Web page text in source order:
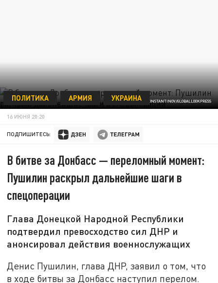
ФОТО: MAKSIM KONSTANTINOV/GLOBALLOOKPRESS
ПОЛИТИКА АРМИЯ УКРАИНА
16 ИЮНЯ 20:20
ПОДПИШИТЕСЬ:
В битве за Донбасс — переломный момент:
Пушилин раскрыл дальнейшие шаги в
спецоперации
Глава Донецкой Народной Республики
подтвердил превосходство сил ДНР и
анонсировал действия военнослужащих
Денис Пушилин, глава ДНР, заявил о том, что
в ходе битвы за Донбасс наступил перелом.